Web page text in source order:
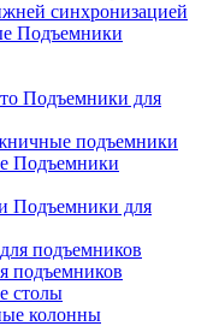
синхронизацией
Подъемники
Подъемники для
подъемники
Подъемники
Подъемники для
подъемников
столы
колонны